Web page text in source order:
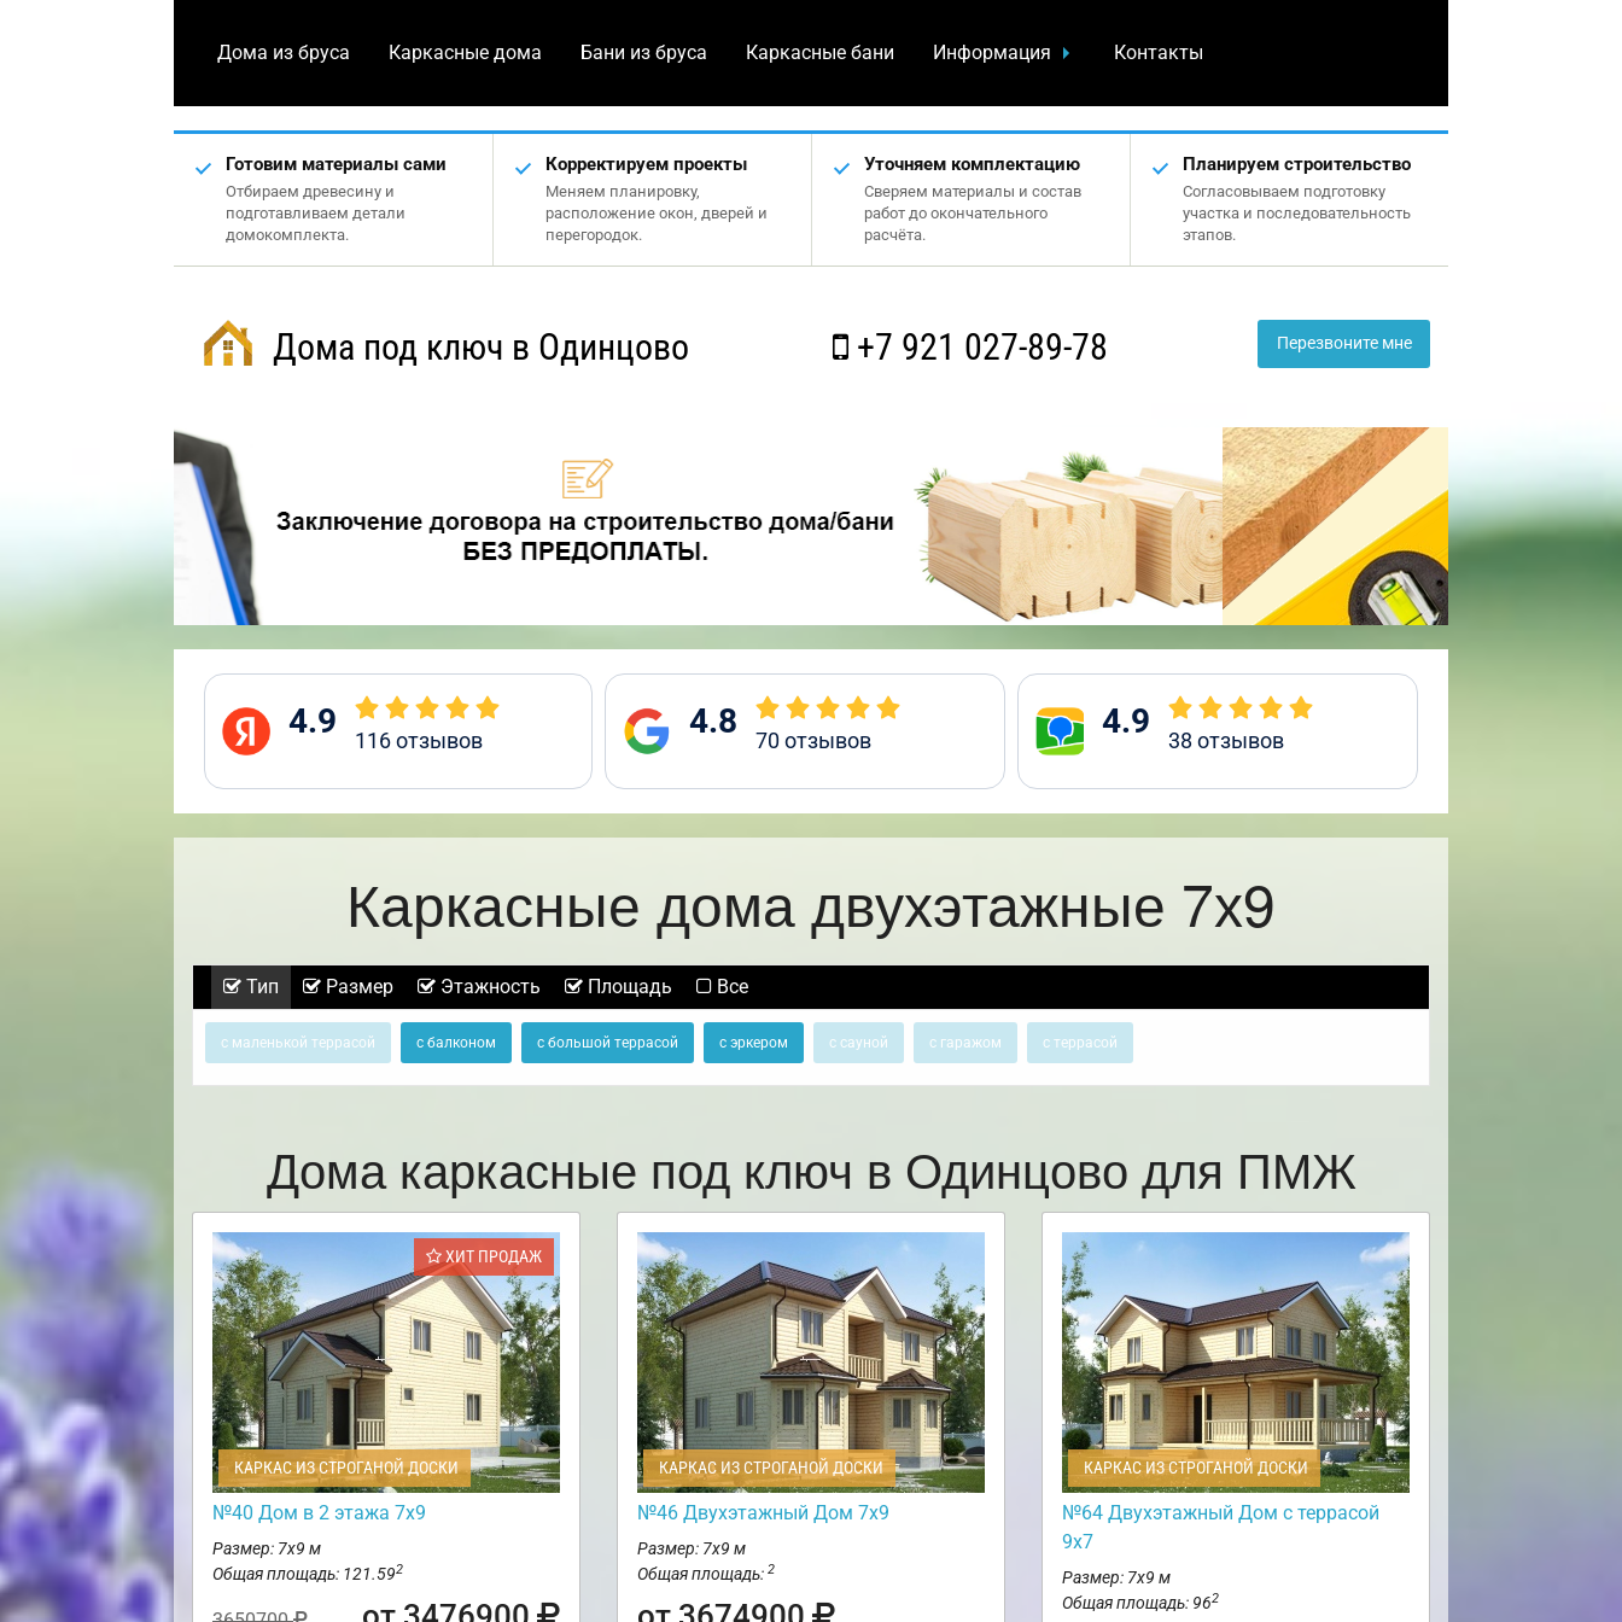
Дома из бруса Каркасные дома Бани из бруса Каркасные бани Информация Контакты
Готовим материалы сами
Отбираем древесину и
подготавливаем детали
домокомплекта.
Корректируем проекты
Меняем планировку,
расположение окон, дверей и
перегородок.
Уточняем комплектацию
Сверяем материалы и состав
работ до окончательного
расчёта.
Планируем строительство
Согласовываем подготовку
участка и последовательность
этапов.
Дома под ключ в Одинцово +7 921 027-89-78 Перезвоните мне
4.9 116отзывов 4.8 70отзывов 4.9 38 отзывов
Каркасные дома двухэтажные 7х9
Тип Размер Этажность Площадь Все
с маленькой террасой с балконом с большой террасой с эркером с сауной с гаражом с террасой
Дома каркасные под ключ в Одинцово для ПМЖ
ХИТ ПРОДАЖ
КАРКАС ИЗ СТРОГАНОЙ ДОСКИ
№40 Дом в 2 этажа 7х9
Размер: 7х9 м
Общая площадь: 121.592
КАРКАС ИЗ СТРОГАНОЙ ДОСКИ
№46 Двухэтажный Дом 7х9
Размер: 7х9 м
Общая площадь: 2
КАРКАС ИЗ СТРОГАНОЙ ДОСКИ
№64 Двухэтажный Дом с террасой
9х7
Размер: 7х9 м
Общая площадь: 962